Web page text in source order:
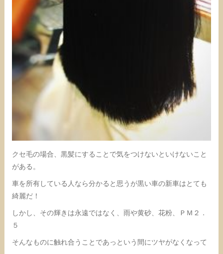
クセ毛の場合、黒髪にすることで気をつけないといけないこと
がある。
車を所有している人なら分かると思うが黒い車の新車はとても
綺麗だ！
しかし、その輝きは永遠ではなく、雨や黄砂、花粉、ＰＭ２．
５
そんなものに触れ合うことであっという間にツヤがなくなって